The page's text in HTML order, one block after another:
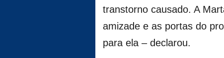
transtorno causado. A
amizade e as portas do
para ela – declarou.